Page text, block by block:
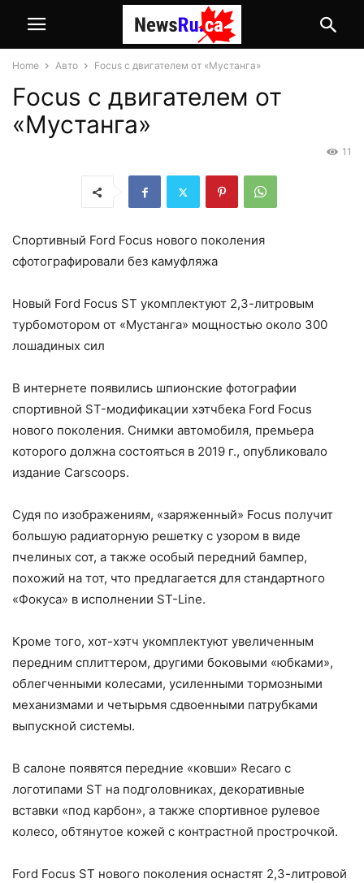
Home Авто Focus с двигателем от «Мустанга»
Focus с двигателем от
«Мустанга»
11
Спортивный Ford Focus нового поколения
сфотографировали без камуфляжа
Новый Ford Focus ST укомплектуют 2,3-литровым
турбомотором от «Мустанга» мощностью около 300
лошадиных сил
В интернете появились шпионские фотографии
спортивной ST-модификации хэтчбека Ford Focus
нового поколения. Снимки автомобиля, премьера
которого должна состояться в 2019 г., опубликовало
издание Carscoops.
Судя по изображениям, «заряженный» Focus получит
большую радиаторную решетку с узором в виде
пчелиных сот, а также особый передний бампер,
похожий на тот, что предлагается для стандартного
«Фокуса» в исполнении ST-Line.
Кроме того, хот-хэтч укомплектуют увеличенным
передним сплиттером, другими боковыми «юбками»,
облегченными колесами, усиленными тормозными
механизмами и четырьмя сдвоенными патрубками
выпускной системы.
В салоне появятся передние «ковши» Recaro с
логотипами ST на подголовниках, декоративные
вставки «под карбон», а также спортивное рулевое
колесо, обтянутое кожей с контрастной прострочкой.
Ford Focus ST нового поколения оснастят 2,3-литровой